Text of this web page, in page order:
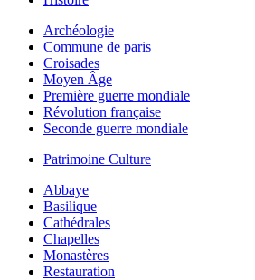
Archéologie
Commune de paris
Croisades
Moyen Âge
Première guerre mondiale
Révolution française
Seconde guerre mondiale
Patrimoine Culture
Abbaye
Basilique
Cathédrales
Chapelles
Monastères
Restauration